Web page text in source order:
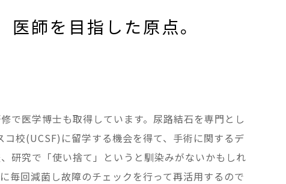
師を目指した原点。
で医学博士も取得しています。尿路結石を専門とし
校(UCSF)に留学する機会を得て、手術に関するデ
研究で「使い捨て」というと馴染みがないかもしれ
毎回減菌し故障のチェックを行って再活用するので